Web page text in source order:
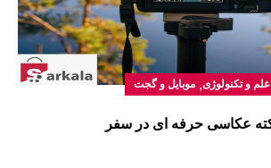
علم و تکنولوژی, موبایل و گجت